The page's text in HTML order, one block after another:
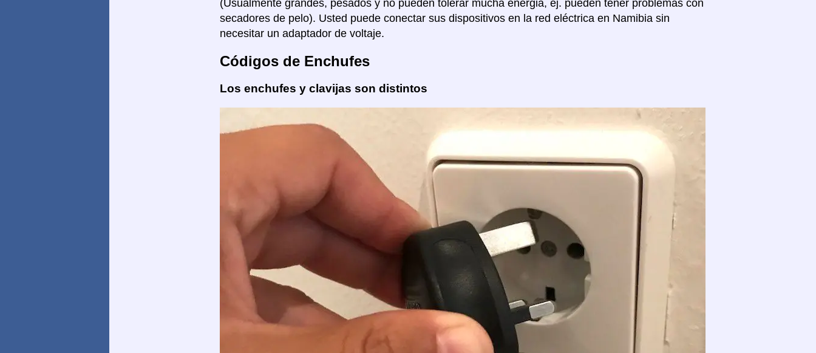
(Usualmente grandes, pesados y no pueden tolerar mucha energia, ej. pueden tener problemas con
secadores de pelo). Usted puede conectar sus dispositivos en la red eléctrica en Namibia sin
necesitar un adaptador de voltaje.
Códigos de Enchufes
Los enchufes y clavijas son distintos